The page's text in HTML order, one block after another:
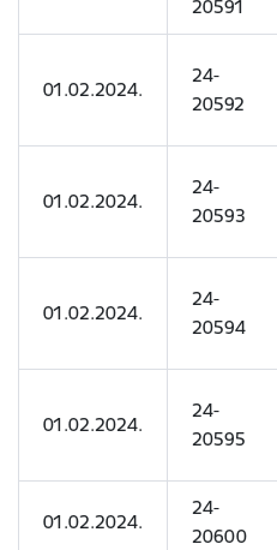
20591
01.02.2024.
24-
20592
01.02.2024.
24-
20593
01.02.2024.
24-
20594
01.02.2024.
24-
20595
01.02.2024.
24-
20600